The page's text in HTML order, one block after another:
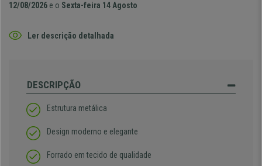
12/08/2026 e o Sexta-feira 14 Agosto
Ler descrição detalhada
DESCRIPÇÃO
Estrutura metálica
Design moderno e elegante
Forrado em tecido de qualidade